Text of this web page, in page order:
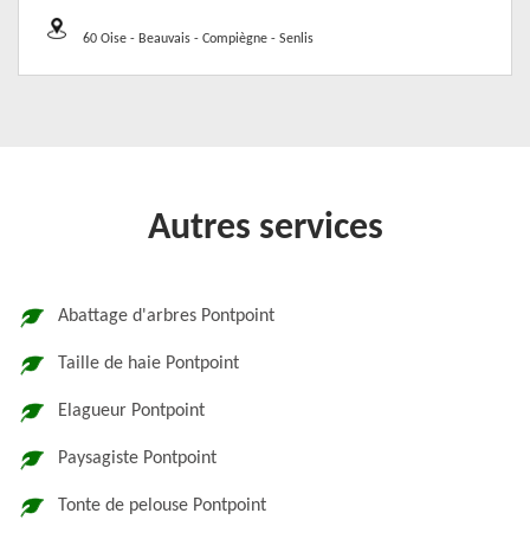
60 Oise - Beauvais - Compiègne - Senlis
Autres services
Abattage d'arbres Pontpoint
Taille de haie Pontpoint
Elagueur Pontpoint
Paysagiste Pontpoint
Tonte de pelouse Pontpoint